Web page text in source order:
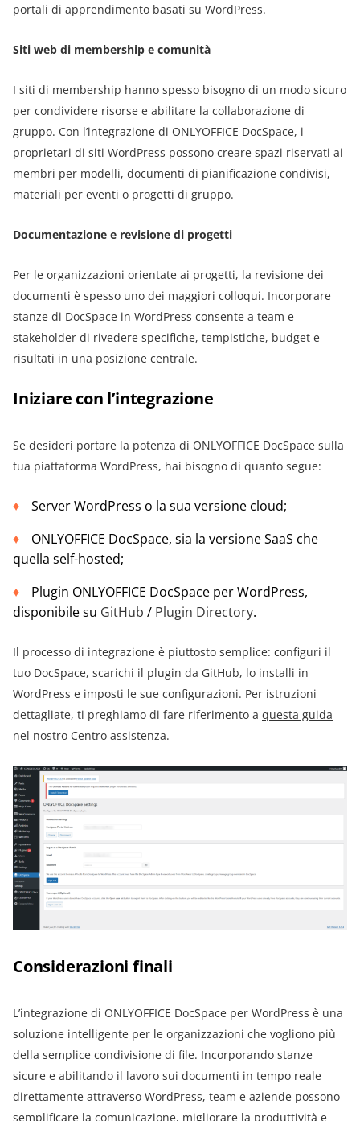
portali di apprendimento basati su WordPress.
Siti web di membership e comunità
I siti di membership hanno spesso bisogno di un modo sicuro
per condividere risorse e abilitare la collaborazione di
gruppo. Con l’integrazione di ONLYOFFICE DocSpace, i
proprietari di siti WordPress possono creare spazi riservati ai
membri per modelli, documenti di pianificazione condivisi,
materiali per eventi o progetti di gruppo.
Documentazione e revisione di progetti
Per le organizzazioni orientate ai progetti, la revisione dei
documenti è spesso uno dei maggiori colloqui. Incorporare
stanze di DocSpace in WordPress consente a team e
stakeholder di rivedere specifiche, tempistiche, budget e
risultati in una posizione centrale.
Iniziare con l’integrazione
Se desideri portare la potenza di ONLYOFFICE DocSpace sulla
tua piattaforma WordPress, hai bisogno di quanto segue:
Server WordPress o la sua versione cloud;
ONLYOFFICE DocSpace, sia la versione SaaS che
quella self-hosted;
Plugin ONLYOFFICE DocSpace per WordPress,
disponibile su GitHub / Plugin Directory.
Il processo di integrazione è piuttosto semplice: configuri il
tuo DocSpace, scarichi il plugin da GitHub, lo installi in
WordPress e imposti le sue configurazioni. Per istruzioni
dettagliate, ti preghiamo di fare riferimento a questa guida
nel nostro Centro assistenza.
Considerazioni finali
L’integrazione di ONLYOFFICE DocSpace per WordPress è una
soluzione intelligente per le organizzazioni che vogliono più
della semplice condivisione di file. Incorporando stanze
sicure e abilitando il lavoro sui documenti in tempo reale
direttamente attraverso WordPress, team e aziende possono
semplificare la comunicazione, migliorare la produttività e